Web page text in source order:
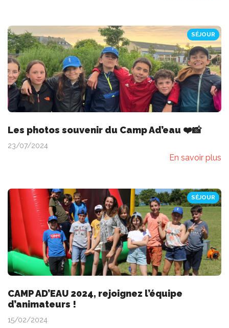
SÉJOUR
Les photos souvenir du Camp Ad’eau ❤️📸
23/07/2024
En savoir plus
SÉJOUR
CAMP AD’EAU 2024, rejoignez l’équipe
d’animateurs !
15/02/2024